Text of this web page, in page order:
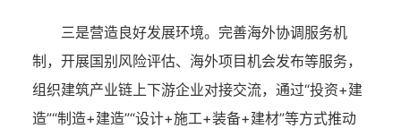
三是营造良好发展环境。完善海外协调服务机
制，开展国别风险评估、海外项目机会发布等服务，
组织建筑产业链上下游企业对接交流，通过“投资+建
造”“制造+建造”“设计+施工+装备+建材”等方式推动